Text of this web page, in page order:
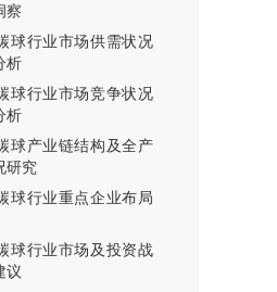
察
球行业市场供需状况
析
球行业市场竞争状况
析
球产业链结构及全产
研究
球行业重点企业布局
球行业市场及投资战
议